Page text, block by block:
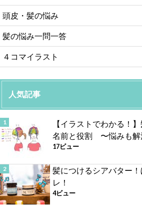
頭皮・髪の悩み
髪の悩み一問一答
４コマイラスト
人気記事
【イラストでわかる！
名前と役割 〜悩みも解
17ビュー
髪につけるシアバター
レ！
4ビュー